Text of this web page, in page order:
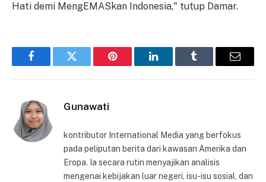
Hati demi MengEMASkan Indonesia," tutup Damar.
FacebookTwitter Pinterest LinkedInTumblr Email
Gunawati
kontributor International Media yang berfokus
pada peliputan berita dari kawasan Amerika dan
Eropa. Ia secara rutin menyajikan analisis
mengenai kebijakan luar negeri, isu-isu sosial, dan